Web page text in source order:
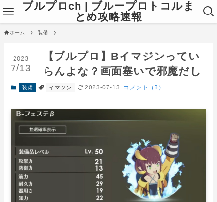
ブルプロch | ブループロトコルま
とめ攻略速報
ホーム 装備
【ブルプロ】Bイマジンってい
らんよな？画面塞いで邪魔だし
2023
7/13
装備 イマジン 2023-07-13 コメント（8）